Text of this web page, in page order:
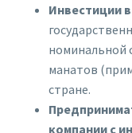
Инвестиции
номинальной
манатов
стране.
компании с